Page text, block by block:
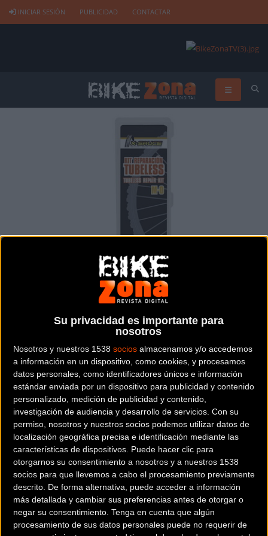
Su privacidad es importante para
nosotros
Nosotros y nuestros 1538 socios almacenamos y/o accedemos
a información en un dispositivo, como cookies, y procesamos
datos personales, como identificadores únicos e información
estándar enviada por un dispositivo para publicidad y contenido
personalizado, medición de publicidad y contenido,
investigación de audiencia y desarrollo de servicios. Con su
permiso, nosotros y nuestros socios podemos utilizar datos de
localización geográfica precisa e identificación mediante las
características de dispositivos. Puede hacer clic para
otorgarnos su consentimiento a nosotros y a nuestros 1538
socios para que llevemos a cabo el procesamiento previamente
descrito. De forma alternativa, puede acceder a información
más detallada y cambiar sus preferencias antes de otorgar o
negar su consentimiento. Tenga en cuenta que algún
procesamiento de sus datos personales puede no requerir de
INICIAR SESIÓN PUBLICIDAD CONTACTAR
Que no te frenen los pinchazos
Nuevo kit de mechas para reparación de
tubeless X-Sauce
Noticia deciclismopublicada ellunes, 29 de abril de
2019a las12:22h en la sección deMaterial
El nuevo kit de mechas M-0 viene a completar la gama
previamente existente, el M-1 y el M-2.
El M-0 es un nuevo kit de mechas con herramienta y